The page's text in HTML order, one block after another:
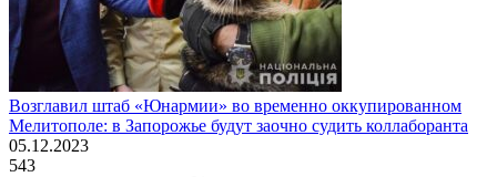
Возглавил штаб «Юнармии» во временно оккупированном
Мелитополе: в Запорожье будут заочно судить коллаборанта
05.12.2023
543